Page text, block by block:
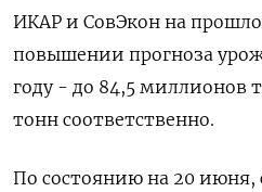
ИКАР и СовЭкон на
повышении прогноза
году - до 84,5 миллионов
тонн соответственно.
По состоянию на 20 июня,